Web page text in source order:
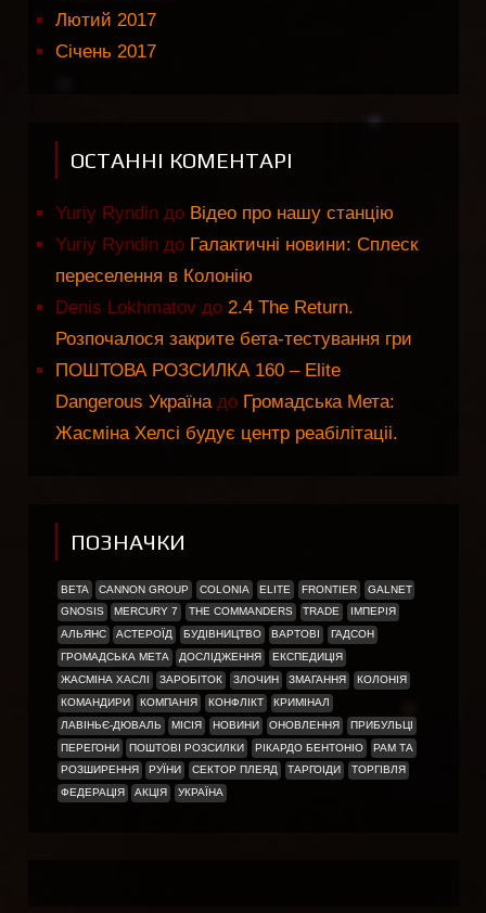
Лютий 2017
Січень 2017
ОСТАННІ КОМЕНТАРІ
Yuriy Ryndin до Відео про нашу станцію
Yuriy Ryndin до Галактичні новини: Сплеск
переселення в Колонію
Denis Lokhmatov до 2.4 The Return.
Розпочалося закрите бета-тестування гри
ПОШТОВА РОЗСИЛКА 160 – Elite
Dangerous Україна до Громадська Мета:
Жасміна Хелсі будує центр реабілітаціі.
ПОЗНАЧКИ
BETA CANNON GROUP COLONIA ELITE FRONTIER
GALNET
GNOSIS
MERCURY 7 THE COMMANDERS TRADE
ІМПЕРІЯ
АЛЬЯНС
АСТЕРОЇД БУДІВНИЦТВО ВАРТОВІ
ГАДСОН
ГРОМАДСЬКА МЕТА
ДОСЛІДЖЕННЯ
ЕКСПЕДИЦІЯ
ЖАСМІНА ХАСЛІ
ЗАРОБІТОК ЗЛОЧИН ЗМАГАННЯ
КОЛОНІЯ
КОМАНДИРИ
КОМПАНІЯ КОНФЛІКТ
КРИМІНАЛ
ЛАВІНЬЄ-ДЮВАЛЬ
МІСІЯ НОВИНИ ОНОВЛЕННЯ
ПРИБУЛЬЦІ
ПЕРЕГОНИ
ПОШТОВІ РОЗСИЛКИ РІКАРДО БЕНТОНІО
РАМ ТА
РОЗШИРЕННЯ
РУЇНИ СЕКТОР ПЛЕЯД ТАРГОІДИ
ТОРГІВЛЯ
ФЕДЕРАЦІЯ
АКЦІЯ УКРАЇНА